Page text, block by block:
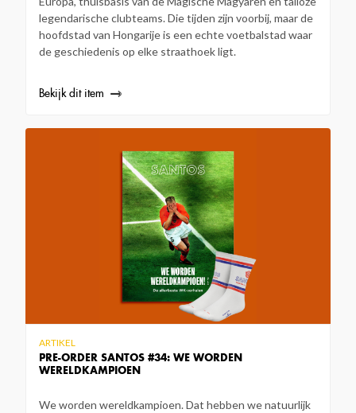
legendarische clubteams. Die tijden zijn voorbij, maar de
hoofdstad van Hongarije is een echte voetbalstad waar
de geschiedenis op elke straathoek ligt.
Bekijk dit item
PRE-ORDER SANTOS #34: WE WORDEN
WERELDKAMPIOEN
ARTIKEL
We worden wereldkampioen. Dat hebben we natuurlijk